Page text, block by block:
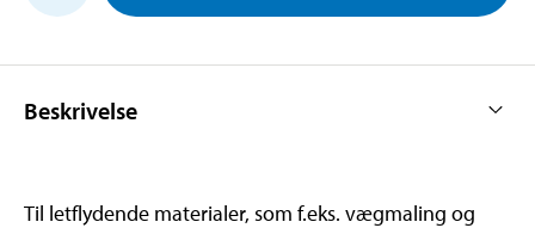
Beskrivelse
Til letflydende materialer, som f.eks. vægmaling og